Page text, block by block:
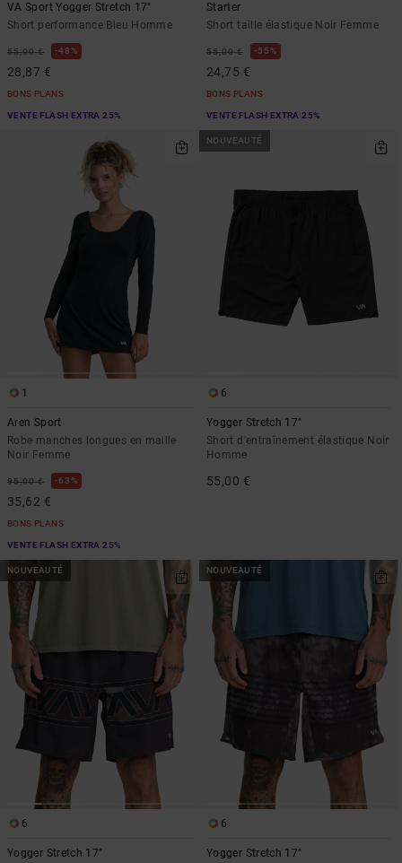
VA Sport Yogger Stretch 17"
Short performance Bleu Homme
55,00 € 48%
28,87 €
BONS PLANS
VENTE FLASH EXTRA 25%
Starter
Short taille élastique Noir Femme
55,00 € 55%
24,75 €
BONS PLANS
VENTE FLASH EXTRA 25%
1
Aren Sport
Robe manches longues en maille
Noir Femme
95,00 € 63%
35,62 €
BONS PLANS
VENTE FLASH EXTRA 25%
NOUVEAUTÉ
6
Yogger Stretch 17"
Short d'entraînement élastique Noir
Homme
55,00 €
NOUVEAUTÉ
6
Yogger Stretch 17"
NOUVEAUTÉ
6
Yogger Stretch 17"